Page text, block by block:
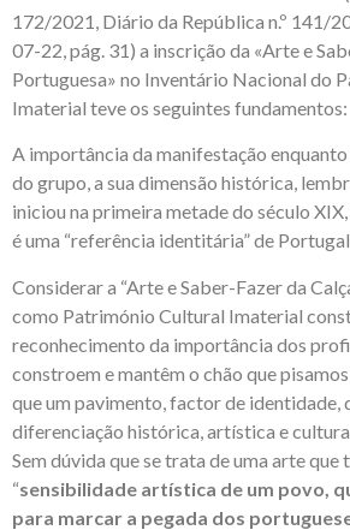
172/2021, Diário da República n.º 141/
07-22, pág. 31) a inscrição da «Arte e
Portuguesa» no Inventário Nacional do
Imaterial teve os seguintes fundamentos:
A importância da manifestação
do grupo, a sua dimensão histórica,
iniciou na primeira metade do século
é uma “referência identitária” de Portugal
Considerar a “Arte e Saber-Fazer da
como Património Cultural Imaterial
reconhecimento da importância dos
constroem e mantêm o chão que
que um pavimento, factor de identidade,
diferenciação histórica, artística e
Sem dúvida que se trata de uma arte que
“sensibilidade artística de um povo,
para marcar a pegada dos